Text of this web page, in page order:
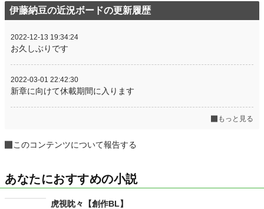
伊藤納豆の近況ボードの更新履歴
2022-12-13 19:34:24
お久しぶりです
2022-03-01 22:42:30
新章に向けて休載期間に入ります
もっと見る
このコンテンツについて報告する
あなたにおすすめの小説
虎視眈々【創作BL】